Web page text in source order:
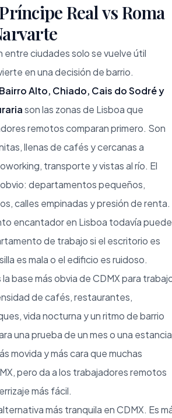
Real vs Roma
entre ciudades solo se vuelve útil
en una decisión de barrio.
Alto, Chiado, Cais do Sodré y
son las zonas de Lisboa que
remotos comparan primero. Son
llenas de cafés y cercanas a
transporte y vistas al río. El
departamentos pequeños,
calles empinadas y presión de renta.
encantador en Lisboa todavía puede
de trabajo si el escritorio es
es mala o el edificio es ruidoso.
la base más obvia de CDMX para
de cafés, restaurantes,
vida nocturna y un ritmo de barrio
una prueba de un mes o una estancia
movida y más cara que muchas
pero da a los trabajadores remotos
más fácil.
más tranquila en CDMX. Es